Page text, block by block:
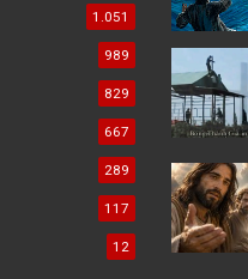
1.051
989
829
667
289
117
12